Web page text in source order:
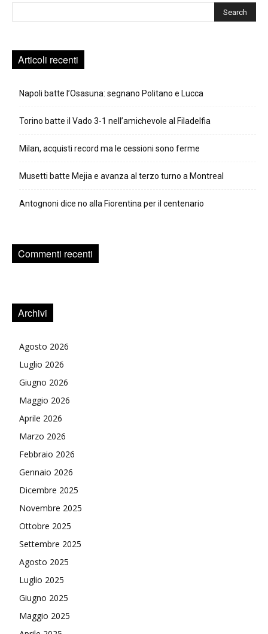
Articoli recenti
Napoli batte l’Osasuna: segnano Politano e Lucca
Torino batte il Vado 3-1 nell’amichevole al Filadelfia
Milan, acquisti record ma le cessioni sono ferme
Musetti batte Mejia e avanza al terzo turno a Montreal
Antognoni dice no alla Fiorentina per il centenario
Commenti recenti
Archivi
Agosto 2026
Luglio 2026
Giugno 2026
Maggio 2026
Aprile 2026
Marzo 2026
Febbraio 2026
Gennaio 2026
Dicembre 2025
Novembre 2025
Ottobre 2025
Settembre 2025
Agosto 2025
Luglio 2025
Giugno 2025
Maggio 2025